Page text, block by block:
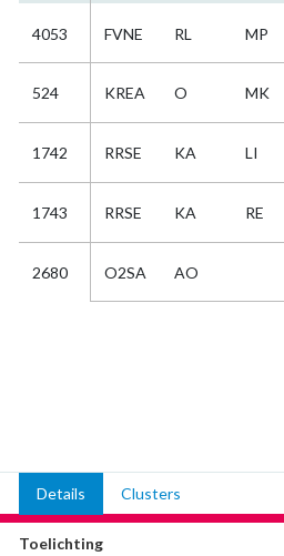
4053 FVNE RL MP
524 KREA O MK
1742 RRSE KA LI
1743 RRSE KA RE
2680 O2SA AO
Details Clusters
Toelichting